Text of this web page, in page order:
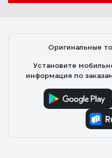
разную пятнистость стен.
валиком... Хватило на
Рекомендую.
Оригинальные
Установите
информация по